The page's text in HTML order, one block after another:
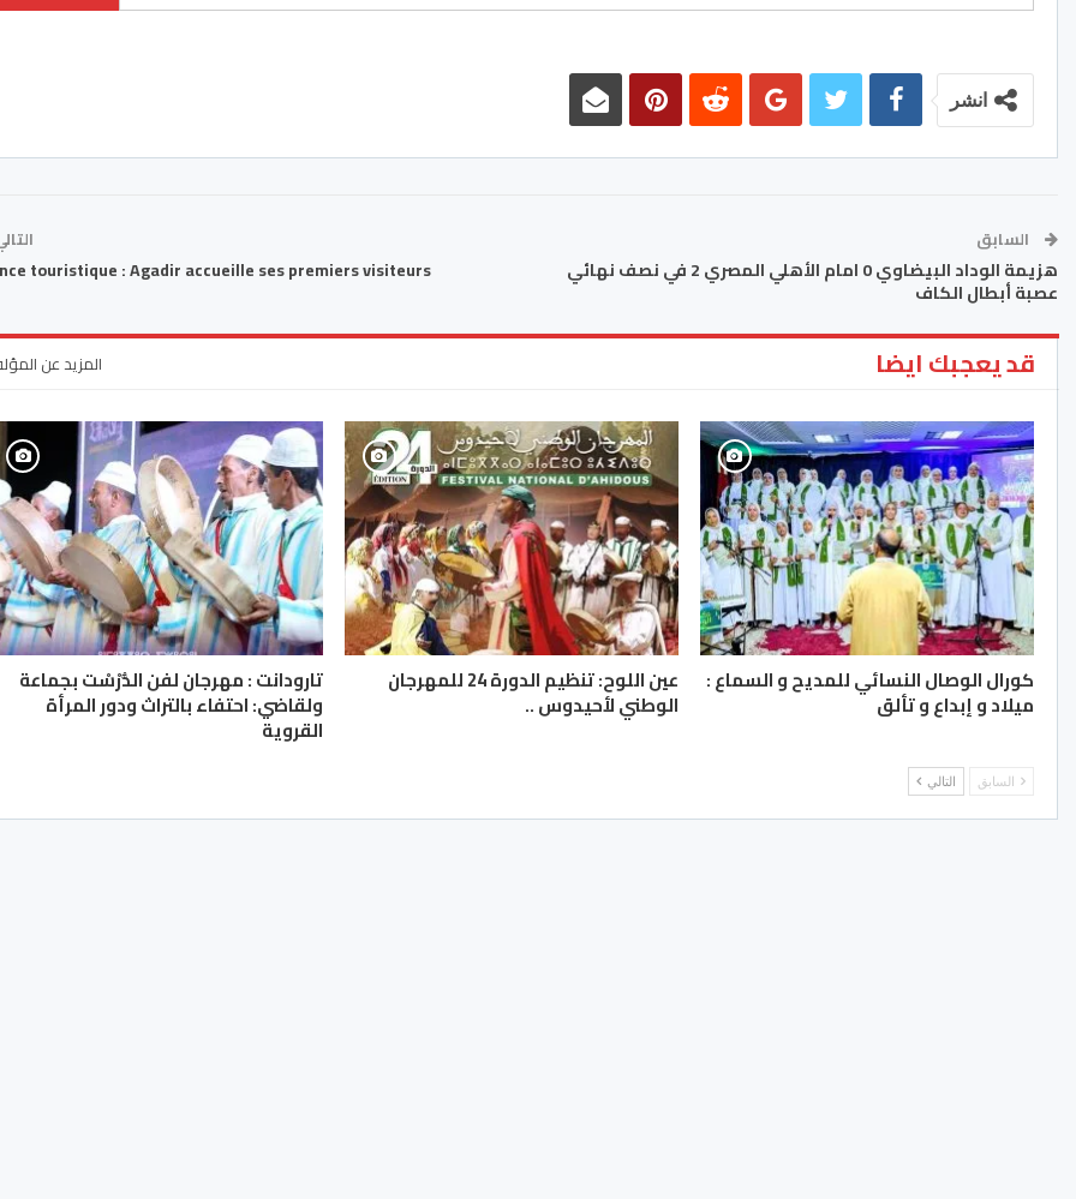
انشر
السابق
هزيمة الوداد البيضاوي 0 امام الأهلي المصري 2 في نصف نهائي
عصبة أبطال الكاف
touristique : Agadir accueille ses premiers visiteurs
قد يعجبك ايضا المزيد عن
كورال الوصال النسائي للمديح و السماع :
ميلاد و إبداع و تألق
عين اللوح: تنظيم الدورة 24 للمهرجان
الوطني لأحيدوس ..
تارودانت : مهرجان لفن الدُّرْسْت بجماعة
ولقاضي: احتفاء بالتراث ودور المرأة
القروية
السابق التالي